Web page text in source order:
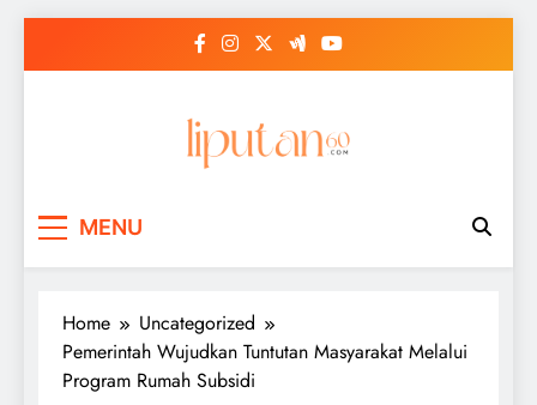
MENU
Home
Uncategorized
Pemerintah Wujudkan Tuntutan Masyarakat Melalui
Program Rumah Subsidi